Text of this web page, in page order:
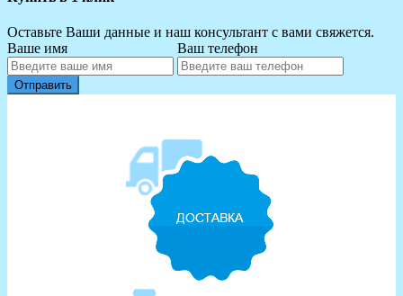
Оставьте Ваши данные и наш консультант с вами свяжется.
Ваше имя
Ваш телефон
Отправить